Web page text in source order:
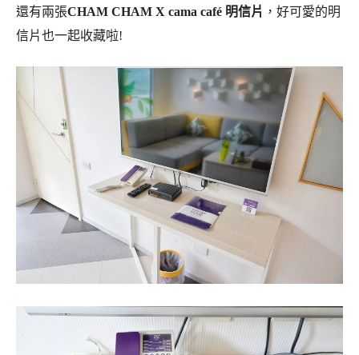
還有兩張CHAM CHAM X cama café 明信片 ，好可愛的明
信片也一起收藏啦!